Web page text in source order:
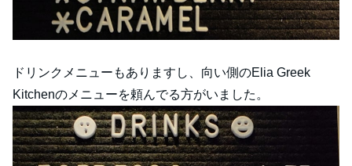
ドリンクメニューもありますし、向い側のElia Greek
Kitchenのメニューを頼んでる方がいました。